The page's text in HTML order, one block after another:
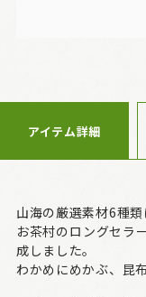
アイテム詳細
山海の厳選素材6種類
お茶村のロングセラ
成しました。
わかめにめかぶ、昆